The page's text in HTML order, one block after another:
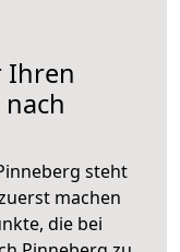
Ihren
steht
machen
die bei